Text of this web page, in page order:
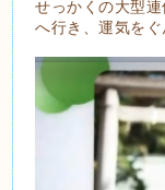
せっかくの大型
へ行き、運気をぐ